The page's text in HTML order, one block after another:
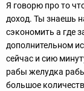
Я говорю про то
доход. Ты знаешь
сэкономить а где
дополнительном
сейчас и сию
рабы желудка
большое